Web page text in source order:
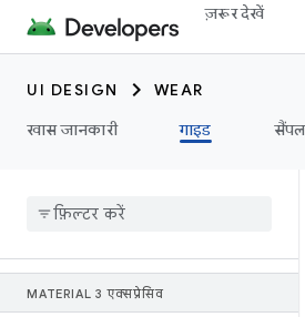
ज़रूर देखें
UI DESIGN
WEAR
खास जानकारी
गाइड सैंपल
MATERIAL 3 एक्सप्रेसिव